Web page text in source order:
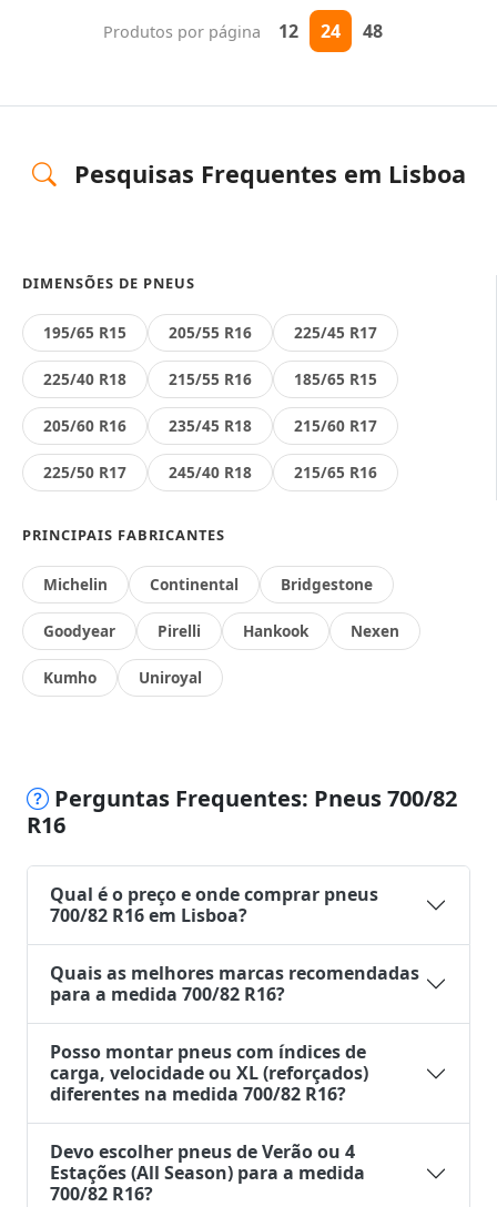
Produtos por página 12 24 48
Pesquisas Frequentes em Lisboa
DIMENSÕES DE PNEUS
195/65 R15 205/55 R16 225/45 R17
225/40 R18 215/55 R16 185/65 R15
205/60 R16 235/45 R18 215/60 R17
225/50 R17 245/40 R18 215/65 R16
PRINCIPAIS FABRICANTES
Michelin Continental Bridgestone
Goodyear Pirelli Hankook Nexen
Kumho Uniroyal
Perguntas Frequentes: Pneus 700/82
R16
Qual é o preço e onde comprar pneus
700/82 R16 em Lisboa?
Quais as melhores marcas recomendadas
para a medida 700/82 R16?
Posso montar pneus com índices de
carga, velocidade ou XL (reforçados)
diferentes na medida 700/82 R16?
Devo escolher pneus de Verão ou 4
Estações (All Season) para a medida
700/82 R16?